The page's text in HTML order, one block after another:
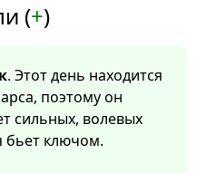
(+)
. Этот день находится
поэтому он
сильных, волевых
бьет ключом.